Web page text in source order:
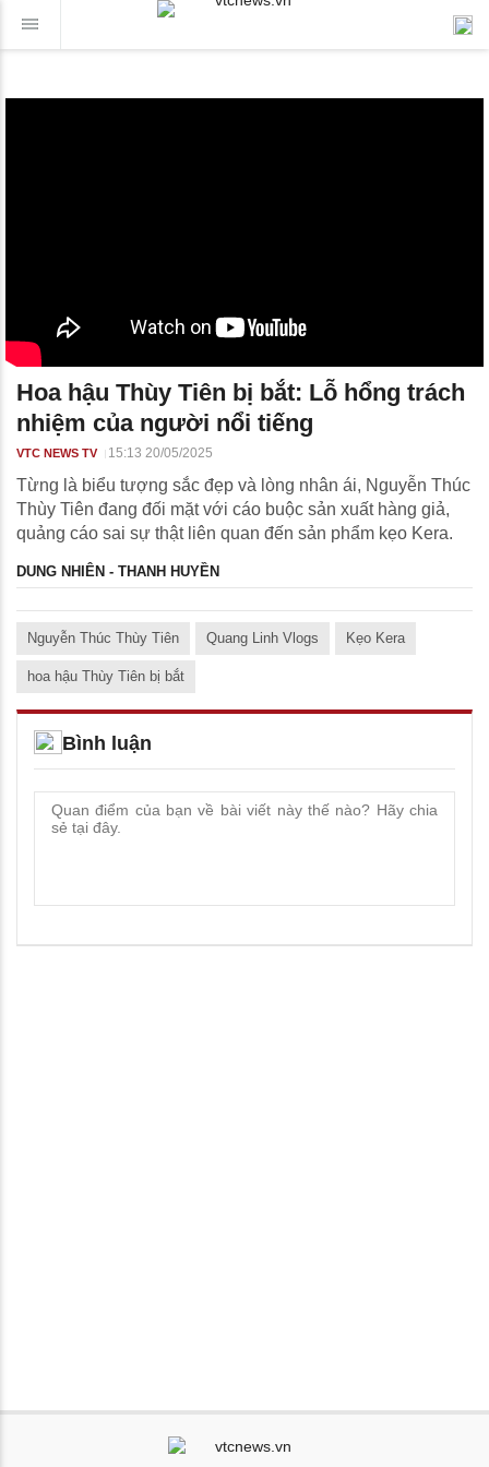
Hoa hậu Thùy Tiên bị bắt: Lỗ hổng trách
nhiệm của người nổi tiếng
VTC NEWS TV 15:13 20/05/2025
Từng là biểu tượng sắc đẹp và lòng nhân ái, Nguyễn Thúc
Thùy Tiên đang đối mặt với cáo buộc sản xuất hàng giả,
quảng cáo sai sự thật liên quan đến sản phẩm kẹo Kera.
DUNG NHIÊN - THANH HUYỀN
Nguyễn Thúc Thùy Tiên Quang Linh Vlogs Kẹo Kera
hoa hậu Thùy Tiên bị bắt
Bình luận